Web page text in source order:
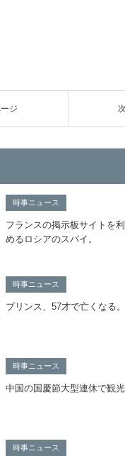
ジ
時事ニュース
フランスの掲示板サイトを
めるロシアのスパイ。
時事ニュース
プリンス、57才で亡くなる
時事ニュース
中国の国慶節大型連休で観
時事ニュース